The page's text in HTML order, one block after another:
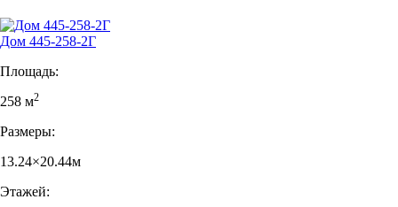
Дом 445-258-2Г
Площадь:
258 м2
Размеры:
13.24×20.44м
Этажей: